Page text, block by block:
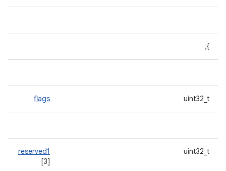
};
uint32_t
flags
uint32_t
reserved1
[3]